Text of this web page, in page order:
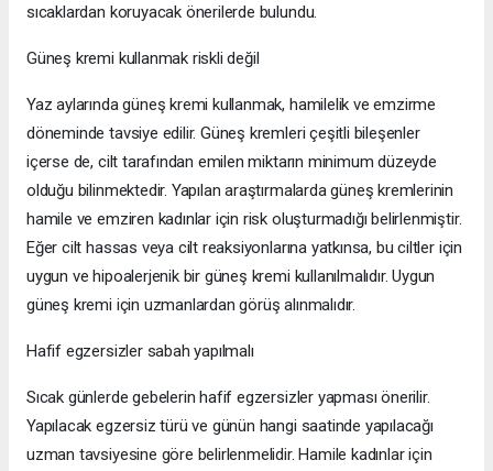
sıcaklardan koruyacak önerilerde bulundu.
Güneş kremi kullanmak riskli değil
Yaz aylarında güneş kremi kullanmak, hamilelik ve emzirme
döneminde tavsiye edilir. Güneş kremleri çeşitli bileşenler
içerse de, cilt tarafından emilen miktarın minimum düzeyde
olduğu bilinmektedir. Yapılan araştırmalarda güneş kremlerinin
hamile ve emziren kadınlar için risk oluşturmadığı belirlenmiştir.
Eğer cilt hassas veya cilt reaksiyonlarına yatkınsa, bu ciltler için
uygun ve hipoalerjenik bir güneş kremi kullanılmalıdır. Uygun
güneş kremi için uzmanlardan görüş alınmalıdır.
Hafif egzersizler sabah yapılmalı
Sıcak günlerde gebelerin hafif egzersizler yapması önerilir.
Yapılacak egzersiz türü ve günün hangi saatinde yapılacağı
uzman tavsiyesine göre belirlenmelidir. Hamile kadınlar için